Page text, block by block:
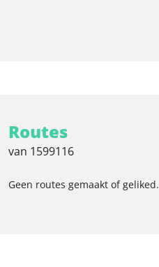
Routes
van 1599116
Geen routes gemaakt of geliked.